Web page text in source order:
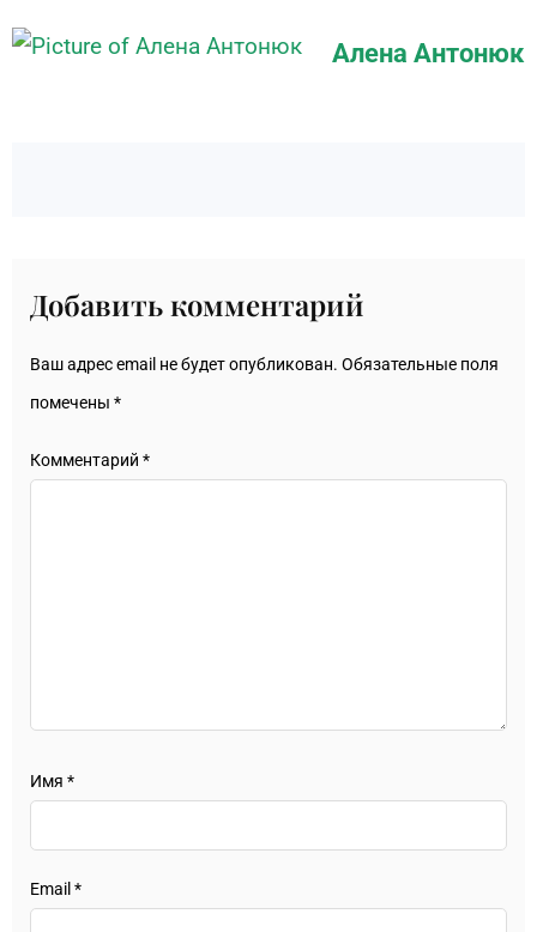
Алена Антонюк
Добавить комментарий
Ваш адрес email не будет опубликован. Обязательные поля
помечены *
Комментарий *
Имя *
Email *